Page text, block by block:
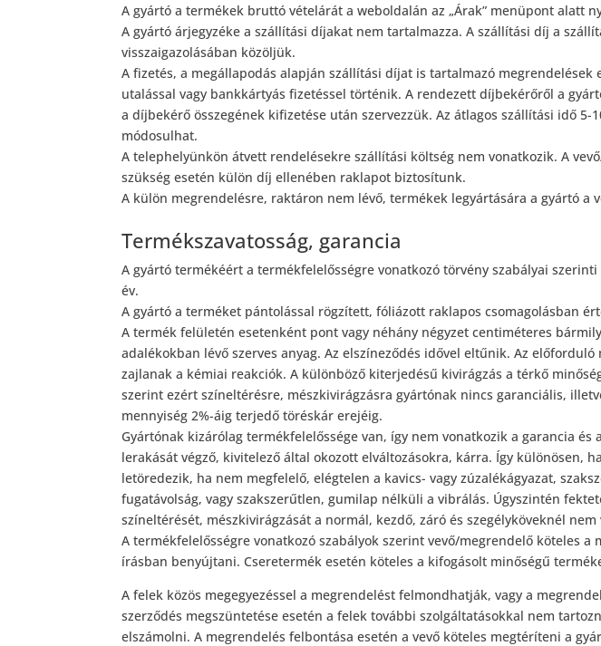
A gyártó a termékek bruttó vételárát a weboldalán az „Árak” menüpont alatt
A gyártó árjegyzéke a szállítási díjakat nem tartalmazza. A szállítási díj a
visszaigazolásában közöljük.
A fizetés, a megállapodás alapján szállítási díjat is tartalmazó
utalással vagy bankkártyás fizetéssel történik. A rendezett díjbekérőről a
a díjbekérő összegének kifizetése után szervezzük. Az átlagos szállítási idő
módosulhat.
A telephelyünkön átvett rendelésekre szállítási költség nem vonatkozik. A
szükség esetén külön díj ellenében raklapot biztosítunk.
A külön megrendelésre, raktáron nem lévő, termékek legyártására a gyártó a
Termékszavatosság, garancia
A gyártó termékéért a termékfelelősségre vonatkozó törvény szabályai
év.
A gyártó a terméket pántolással rögzített, fóliázott raklapos csomagolásban
A termék felületén esetenként pont vagy néhány négyzet centiméteres
adalékokban lévő szerves anyag. Az elszíneződés idővel eltűnik. Az
zajlanak a kémiai reakciók. A különböző kiterjedésű kivirágzás a térkő
szerint ezért színeltérésre, mészkivirágzásra gyártónak nincs garanciális,
mennyiség 2%-áig terjedő töréskár erejéig.
Gyártónak kizárólag termékfelelőssége van, így nem vonatkozik a garancia
lerakását végző, kivitelező által okozott elváltozásokra, kárra. Így különösen,
letöredezik, ha nem megfelelő, elégtelen a kavics- vagy zúzalékágyazat,
fugatávolság, vagy szakszerűtlen, gumilap nélküli a vibrálás. Úgyszintén
színeltérését, mészkivirágzását a normál, kezdő, záró és szegélyköveknél
A termékfelelősségre vonatkozó szabályok szerint vevő/megrendelő köteles
írásban benyújtani. Cseretermék esetén köteles a kifogásolt minőségű
A felek közös megegyezéssel a megrendelést felmondhatják, vagy a
szerződés megszüntetése esetén a felek további szolgáltatásokkal nem
elszámolni. A megrendelés felbontása esetén a vevő köteles megtéríteni a